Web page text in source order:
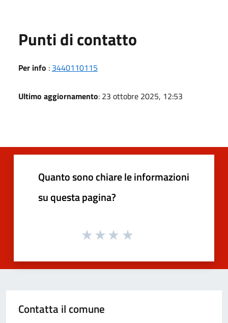
Punti di contatto
Per info : 3440110115
Ultimo aggiornamento: 23 ottobre 2025, 12:53
Quanto sono chiare le informazioni
su questa pagina?
Contatta il comune